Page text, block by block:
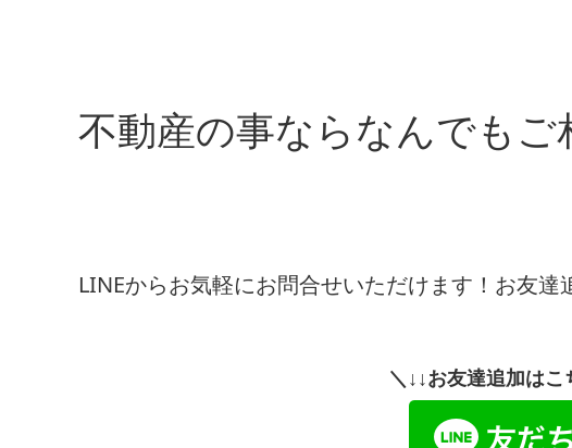
不動産の事ならなんでもご
LINEからお気軽にお問合せいただけます！お友
＼↓↓お友達追加はこ